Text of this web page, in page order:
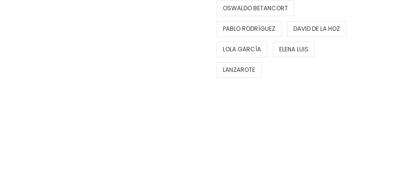
OSWALDO BETANCORT
PABLO RODRÍGUEZ DAVID DE LA HOZ
LOLA GARCÍA ELENA LUIS
LANZAROTE